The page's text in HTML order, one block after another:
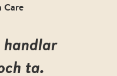
Care
ta.